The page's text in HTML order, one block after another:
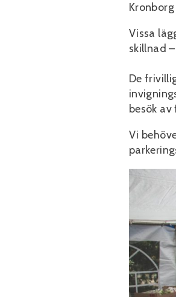
Vissa
skillnad
De
besök
Vi